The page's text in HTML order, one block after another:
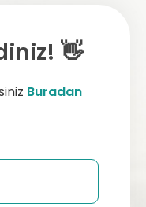
👋
Buradan